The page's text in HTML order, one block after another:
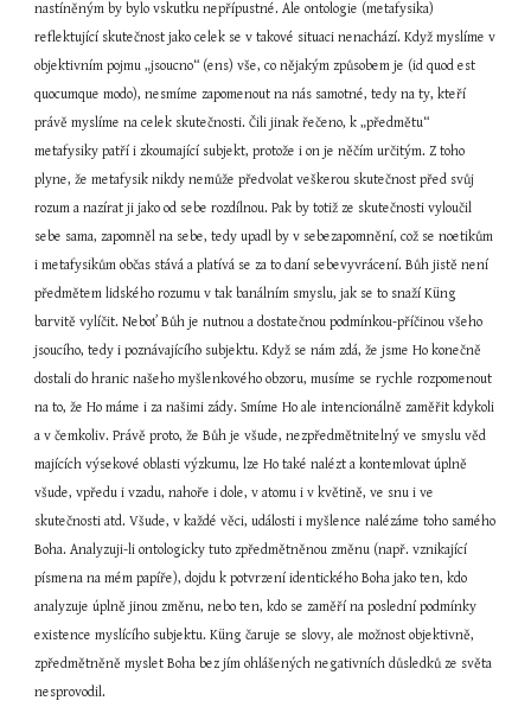
nastíněným by bylo vskutku nepřípustné. Ale ontologie (metafysika)
reflektující skutečnost jako celek se v takové situaci nenachází. Když myslíme v
objektivním pojmu „jsoucno“ (ens) vše, co nějakým způsobem je (id quod est
quocumque modo), nesmíme zapomenout na nás samotné, tedy na ty, kteří
právě myslíme na celek skutečnosti. Čili jinak řečeno, k „předmětu“
metafysiky patří i zkoumající subjekt, protože i on je něčím určitým. Z toho
plyne, že metafysik nikdy nemůže předvolat veškerou skutečnost před svůj
rozum a nazírat ji jako od sebe rozdílnou. Pak by totiž ze skutečnosti vyloučil
sebe sama, zapomněl na sebe, tedy upadl by v sebezapomnění, což se noetikům
i metafysikům občas stává a platívá se za to daní sebevyvrácení. Bůh jistě není
předmětem lidského rozumu v tak banálním smyslu, jak se to snaží Küng
barvitě vylíčit. Neboť Bůh je nutnou a dostatečnou podmínkou-příčinou všeho
jsoucího, tedy i poznávajícího subjektu. Když se nám zdá, že jsme Ho konečně
dostali do hranic našeho myšlenkového obzoru, musíme se rychle rozpomenout
na to, že Ho máme i za našimi zády. Smíme Ho ale intencionálně zaměřit kdykoli
a v čemkoliv. Právě proto, že Bůh je všude, nezpředmětnitelný ve smyslu věd
majících výsekové oblasti výzkumu, lze Ho také nalézt a kontemlovat úplně
všude, vpředu i vzadu, nahoře i dole, v atomu i v květině, ve snu i ve
skutečnosti atd. Všude, v každé věci, události i myšlence nalézáme toho samého
Boha. Analyzuji-li ontologicky tuto zpředmětněnou změnu (např. vznikající
písmena na mém papíře), dojdu k potvrzení identického Boha jako ten, kdo
analyzuje úplně jinou změnu, nebo ten, kdo se zaměří na poslední podmínky
existence myslícího subjektu. Küng čaruje se slovy, ale možnost objektivně,
zpředmětněně myslet Boha bez jím ohlášených negativních důsledků ze světa
nesprovodil.